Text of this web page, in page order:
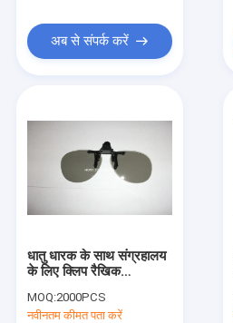
अब से संपर्क करें
धातु धारक के साथ संग्रहालय
के लिए क्लिप रैखिक
डी चश्मा
MOQ:2000PCS
नवीनतम कीमत पता करें